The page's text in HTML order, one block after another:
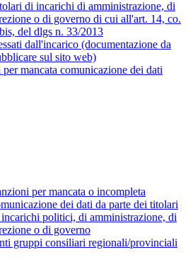
di incarichi di amministrazione, di
o di governo di cui all'art. 14, co.
del dlgs n. 33/2013
dall'incarico (documentazione da
sul sito web)
per mancata comunicazione dei dati
per mancata o incompleta
dei dati da parte dei titolari
politici, di amministrazione, di
o di governo
gruppi consiliari regionali/provinciali